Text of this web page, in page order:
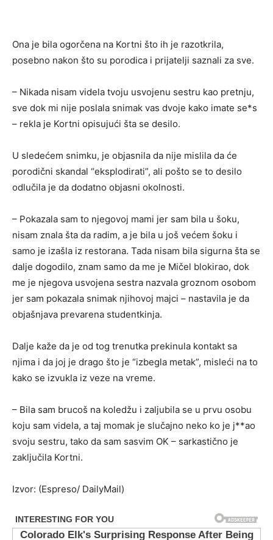
Ona je bila ogorčena na Kortni što ih je razotkrila,
posebno nakon što su porodica i prijatelji saznali za sve.
– Nikada nisam videla tvoju usvojenu sestru kao pretnju,
sve dok mi nije poslala snimak vas dvoje kako imate se*s
– rekla je Kortni opisujući šta se desilo.
U sledećem snimku, je objasnila da nije mislila da će
porodični skandal “eksplodirati”, ali pošto se to desilo
odlučila je da dodatno objasni okolnosti.
– Pokazala sam to njegovoj mami jer sam bila u šoku,
nisam znala šta da radim, a je bila u još većem šoku i
samo je izašla iz restorana. Tada nisam bila sigurna šta se
dalje dogodilo, znam samo da me je Mičel blokirao, dok
me je njegova usvojena sestra nazvala groznom osobom
jer sam pokazala snimak njihovoj majci – nastavila je da
objašnjava prevarena studentkinja.
Dalje kaže da je od tog trenutka prekinula kontakt sa
njima i da joj je drago što je “izbegla metak”, misleći na to
kako se izvukla iz veze na vreme.
– Bila sam brucoš na koledžu i zaljubila se u prvu osobu
koju sam videla, a taj momak je slučajno neko ko je j**ao
svoju sestru, tako da sam sasvim OK – sarkastično je
zaključila Kortni.
Izvor: (Espreso/ DailyMail)